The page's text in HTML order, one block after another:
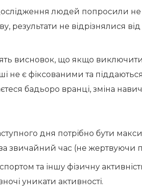
людей попросили не
результати не відрізнялися
висновок, що якщо виключити
не є фіксованими та
бадьоро вранці, зміна
дня потрібно бути
за звичайний час (не жертвуючи
та іншу фізичну
уникати активності.